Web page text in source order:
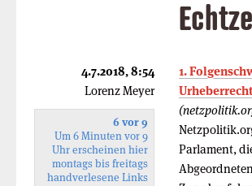
1.
Parlament,
4.7.2018, 8:54
Lorenz Meyer
6 vor 9
Um 6 Minuten vor 9
Uhr erscheinen hier
montags bis freitags
handverlesene Links